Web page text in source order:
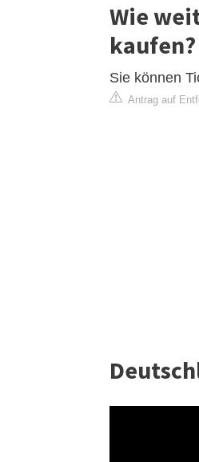
Wie
kaufen?
Sie können
Antrag auf